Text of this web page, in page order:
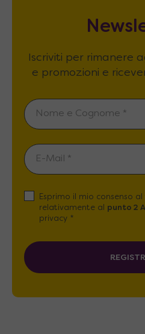
Iscriviti per rimanere
e promozioni e
Esprimo il mio consenso
relativamente al
punto 2
privacy *